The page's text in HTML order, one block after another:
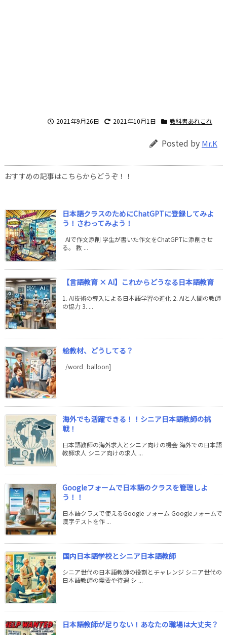
2021年9月26日 2021年10月1日 教科書あれこれ
Posted by Mr.K
おすすめの記事はこちらからどうぞ！！
日本語クラスのためにChatGPTに登録してみよ
う！さわってみよう！
AIで作文添削 学生が書いた作文をChatGPTに添削させ
る。 教 ...
【言語教育 × AI】これからどうなる日本語教育
1. AI技術の導入による日本語学習の進化 2. AIと人間の教師
の協力 3. ...
絵教材、どうしてる？
/word_balloon]
海外でも活躍できる！！シニア日本語教師の挑
戦！
日本語教師の海外求人とシニア向けの機会 海外での日本語
教師求人 シニア向けの求人 ...
Googleフォームで日本語のクラスを管理しよ
う！！
日本語クラスで使えるGoogle フォーム Googleフォームで
漢字テストを作 ...
国内日本語学校とシニア日本語教師
シニア世代の日本語教師の役割とチャレンジ シニア世代の
日本語教師の需要や待遇 シ ...
日本語教師が足りない！あなたの職場は大丈夫？